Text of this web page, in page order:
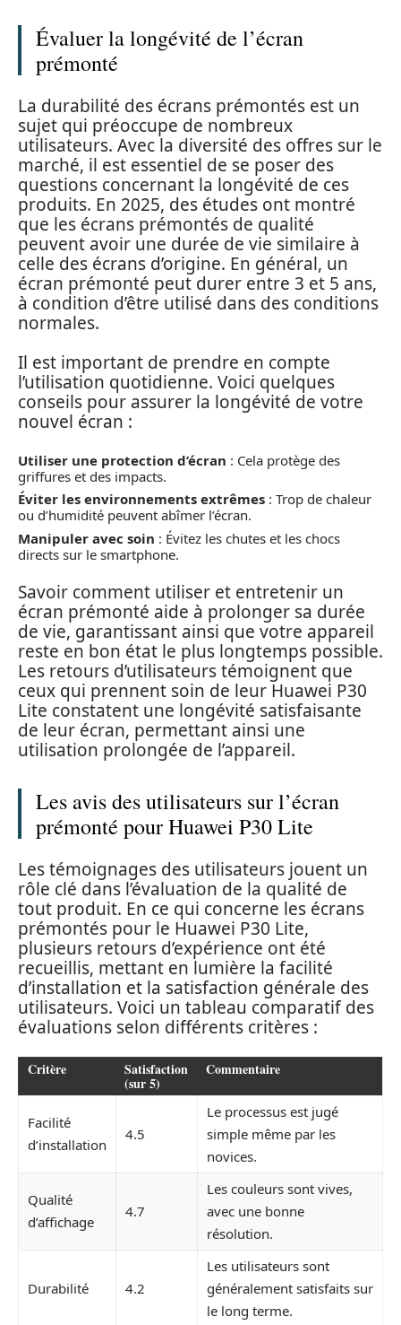
Évaluer la longévité de l’écran
prémonté
La durabilité des écrans prémontés est un
sujet qui préoccupe de nombreux
utilisateurs. Avec la diversité des offres sur le
marché, il est essentiel de se poser des
questions concernant la longévité de ces
produits. En 2025, des études ont montré
que les écrans prémontés de qualité
peuvent avoir une durée de vie similaire à
celle des écrans d’origine. En général, un
écran prémonté peut durer entre 3 et 5 ans,
à condition d’être utilisé dans des conditions
normales.
Il est important de prendre en compte
l’utilisation quotidienne. Voici quelques
conseils pour assurer la longévité de votre
nouvel écran :
Utiliser une protection d’écran : Cela protège des
griffures et des impacts.
Éviter les environnements extrêmes : Trop de chaleur
ou d’humidité peuvent abîmer l’écran.
Manipuler avec soin : Évitez les chutes et les chocs
directs sur le smartphone.
Savoir comment utiliser et entretenir un
écran prémonté aide à prolonger sa durée
de vie, garantissant ainsi que votre appareil
reste en bon état le plus longtemps possible.
Les retours d’utilisateurs témoignent que
ceux qui prennent soin de leur Huawei P30
Lite constatent une longévité satisfaisante
de leur écran, permettant ainsi une
utilisation prolongée de l’appareil.
Les avis des utilisateurs sur l’écran
prémonté pour Huawei P30 Lite
Les témoignages des utilisateurs jouent un
rôle clé dans l’évaluation de la qualité de
tout produit. En ce qui concerne les écrans
prémontés pour le Huawei P30 Lite,
plusieurs retours d’expérience ont été
recueillis, mettant en lumière la facilité
d’installation et la satisfaction générale des
utilisateurs. Voici un tableau comparatif des
évaluations selon différents critères :
Critère Satisfaction
(sur 5)
Commentaire
Facilité
d’installation
4.5
Le processus est jugé
simple même par les
novices.
Qualité
d’affichage
4.7
Les couleurs sont vives,
avec une bonne
résolution.
Durabilité 4.2
Les utilisateurs sont
généralement satisfaits sur
le long terme.